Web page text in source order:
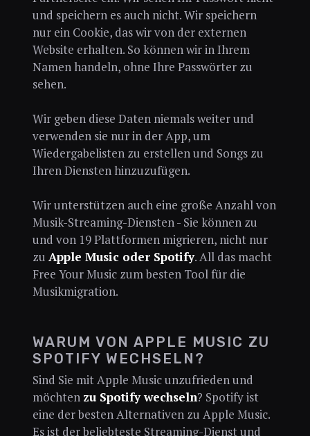
und speichern es auch nicht. Wir speichern
nur ein Cookie, das wir von der externen
Website erhalten. So können wir in Ihrem
Namen handeln, ohne Ihre Passwörter zu
sehen.
Wir geben diese Daten niemals weiter und
verwenden sie nur in der App, um
Wiedergabelisten zu erstellen und Songs zu
Ihren Diensten hinzuzufügen.
Wir unterstützen auch eine große Anzahl von
Musik-Streaming-Diensten - Sie können zu
und von 19 Plattformen migrieren, nicht nur
zu Apple Music oder Spotify. All das macht
Free Your Music zum besten Tool für die
Musikmigration.
WARUM VON APPLE MUSIC ZU
SPOTIFY WECHSELN?
Sind Sie mit Apple Music unzufrieden und
möchten zu Spotify wechseln? Spotify ist
eine der besten Alternativen zu Apple Music.
Es ist der beliebteste Streaming-Dienst und